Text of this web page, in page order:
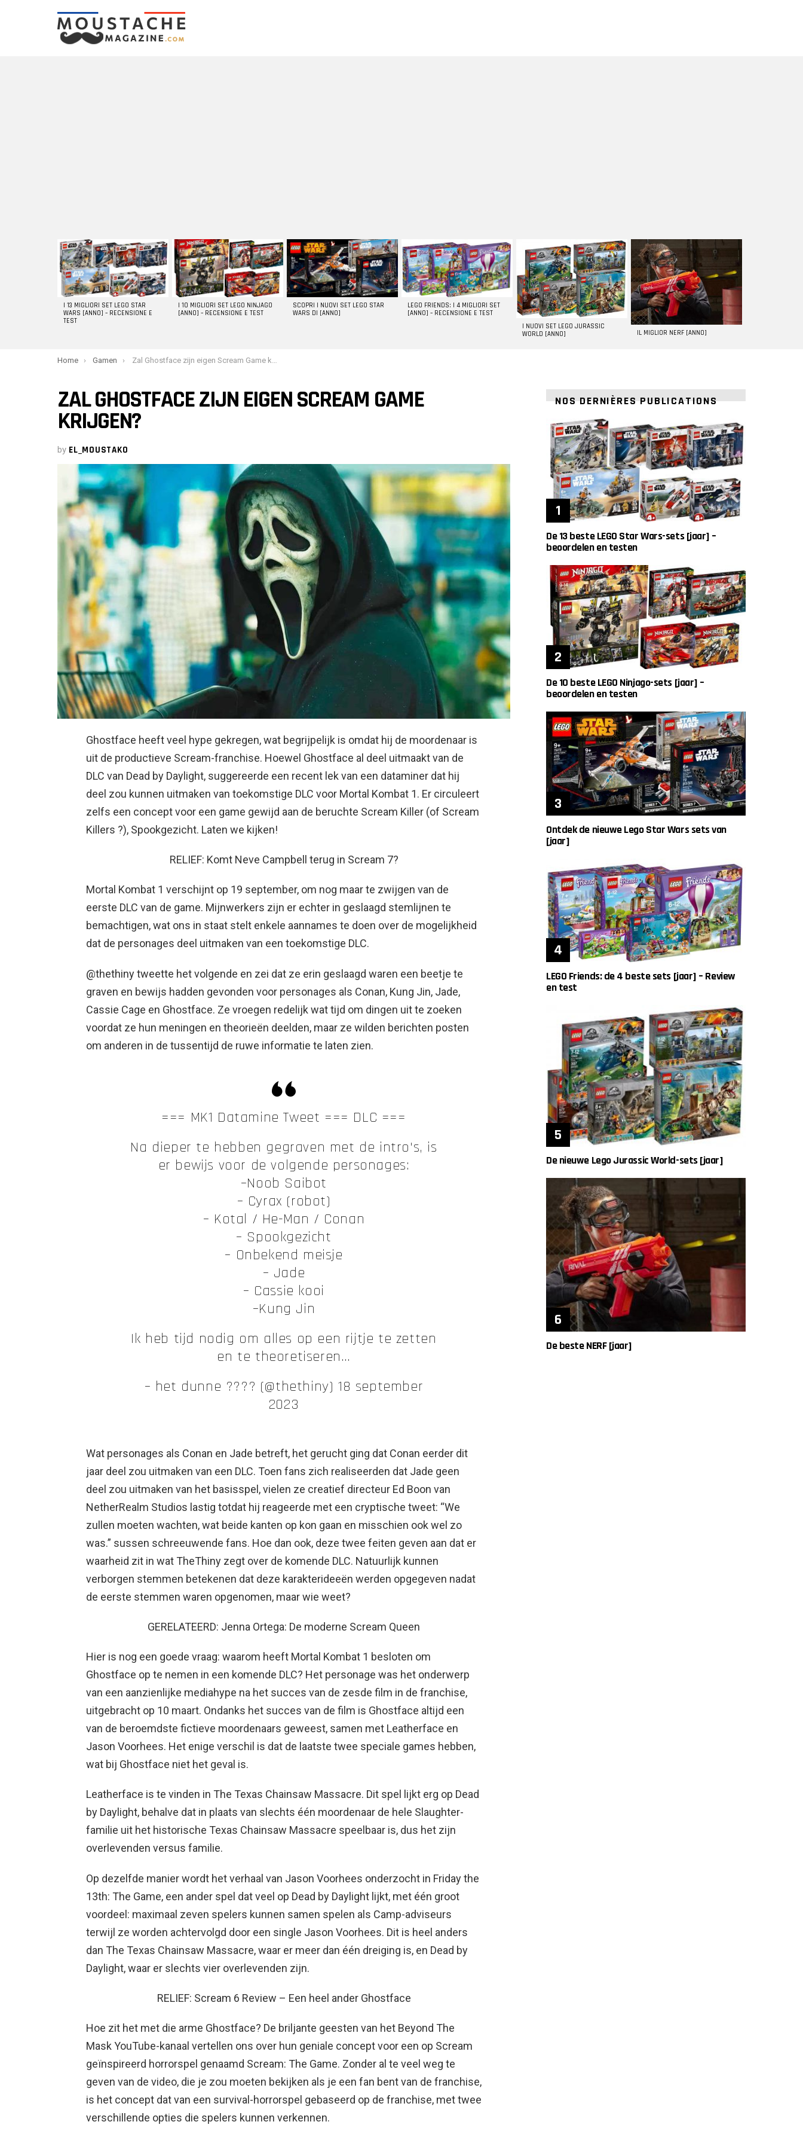
LATEST
STORIES
I 13 MIGLIORI SET LEGO STAR
WARS [ANNO] – RECENSIONE E
TEST
I 10 MIGLIORI SET LEGO NINJAGO
[ANNO] – RECENSIONE E TEST
SCOPRI I NUOVI SET LEGO STAR
WARS DI [ANNO]
LEGO FRIENDS: I 4 MIGLIORI SET
[ANNO] – RECENSIONE E TEST
I NUOVI SET LEGO JURASSIC
WORLD [ANNO]
IL MIGLIOR NERF [ANNO]
You are here:
Home Gamen Zal Ghostface zijn eigen Scream Game krijgen?
ZAL GHOSTFACE ZIJN EIGEN SCREAM GAME
KRIJGEN?
by EL_MOUSTAKO
Ghostface heeft veel hype gekregen, wat begrijpelijk is omdat hij de moordenaar is
uit de productieve Scream-franchise. Hoewel Ghostface al deel uitmaakt van de
DLC van Dead by Daylight, suggereerde een recent lek van een dataminer dat hij
deel zou kunnen uitmaken van toekomstige DLC voor Mortal Kombat 1. Er circuleert
zelfs een concept voor een game gewijd aan de beruchte Scream Killer (of Scream
Killers ?), Spookgezicht. Laten we kijken!
RELIEF: Komt Neve Campbell terug in Scream 7?
Mortal Kombat 1 verschijnt op 19 september, om nog maar te zwijgen van de
eerste DLC van de game. Mijnwerkers zijn er echter in geslaagd stemlijnen te
bemachtigen, wat ons in staat stelt enkele aannames te doen over de mogelijkheid
dat de personages deel uitmaken van een toekomstige DLC.
@thethiny tweette het volgende en zei dat ze erin geslaagd waren een beetje te
graven en bewijs hadden gevonden voor personages als Conan, Kung Jin, Jade,
Cassie Cage en Ghostface. Ze vroegen redelijk wat tijd om dingen uit te zoeken
voordat ze hun meningen en theorieën deelden, maar ze wilden berichten posten
om anderen in de tussentijd de ruwe informatie te laten zien.
=== MK1 Datamine Tweet === DLC ===
Na dieper te hebben gegraven met de intro's, is
er bewijs voor de volgende personages:
–Noob Saibot
– Cyrax (robot)
– Kotal / He-Man / Conan
– Spookgezicht
– Onbekend meisje
– Jade
– Cassie kooi
–Kung Jin
Ik heb tijd nodig om alles op een rijtje te zetten
en te theoretiseren…
– het dunne ???? (@thethiny) 18 september
2023
Wat personages als Conan en Jade betreft, het gerucht ging dat Conan eerder dit
jaar deel zou uitmaken van een DLC. Toen fans zich realiseerden dat Jade geen
deel zou uitmaken van het basisspel, vielen ze creatief directeur Ed Boon van
NetherRealm Studios lastig totdat hij reageerde met een cryptische tweet: “We
zullen moeten wachten, wat beide kanten op kon gaan en misschien ook wel zo
was.” sussen schreeuwende fans. Hoe dan ook, deze twee feiten geven aan dat er
waarheid zit in wat TheThiny zegt over de komende DLC. Natuurlijk kunnen
verborgen stemmen betekenen dat deze karakterideeën werden opgegeven nadat
de eerste stemmen waren opgenomen, maar wie weet?
GERELATEERD: Jenna Ortega: De moderne Scream Queen
Hier is nog een goede vraag: waarom heeft Mortal Kombat 1 besloten om
Ghostface op te nemen in een komende DLC? Het personage was het onderwerp
van een aanzienlijke mediahype na het succes van de zesde film in de franchise,
uitgebracht op 10 maart. Ondanks het succes van de film is Ghostface altijd een
van de beroemdste fictieve moordenaars geweest, samen met Leatherface en
Jason Voorhees. Het enige verschil is dat de laatste twee speciale games hebben,
wat bij Ghostface niet het geval is.
Leatherface is te vinden in The Texas Chainsaw Massacre. Dit spel lijkt erg op Dead
by Daylight, behalve dat in plaats van slechts één moordenaar de hele Slaughter-
familie uit het historische Texas Chainsaw Massacre speelbaar is, dus het zijn
overlevenden versus familie.
Op dezelfde manier wordt het verhaal van Jason Voorhees onderzocht in Friday the
13th: The Game, een ander spel dat veel op Dead by Daylight lijkt, met één groot
voordeel: maximaal zeven spelers kunnen samen spelen als Camp-adviseurs
terwijl ze worden achtervolgd door een single Jason Voorhees. Dit is heel anders
dan The Texas Chainsaw Massacre, waar er meer dan één dreiging is, en Dead by
Daylight, waar er slechts vier overlevenden zijn.
RELIEF: Scream 6 Review – Een heel ander Ghostface
Hoe zit het met die arme Ghostface? De briljante geesten van het Beyond The
Mask YouTube-kanaal vertellen ons over hun geniale concept voor een op Scream
geïnspireerd horrorspel genaamd Scream: The Game. Zonder al te veel weg te
geven van de video, die je zou moeten bekijken als je een fan bent van de franchise,
is het concept dat van een survival-horrorspel gebaseerd op de franchise, met twee
verschillende opties die spelers kunnen verkennen.
NOS DERNIÈRES PUBLICATIONS
De 13 beste LEGO Star Wars-sets [jaar] –
beoordelen en testen
De 10 beste LEGO Ninjago-sets [jaar] –
beoordelen en testen
Ontdek de nieuwe Lego Star Wars sets van
[jaar]
LEGO Friends: de 4 beste sets [jaar] – Review
en test
De nieuwe Lego Jurassic World-sets [jaar]
De beste NERF [jaar]